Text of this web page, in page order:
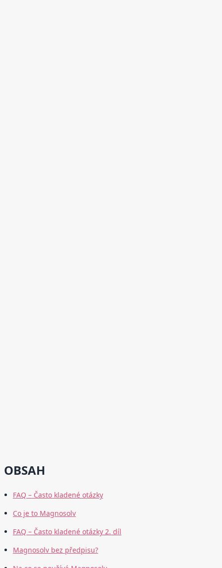
OBSAH
FAQ – Často kladené otázky
Co je to Magnosolv
FAQ – Často kladené otázky 2. díl
Magnosolv bez předpisu?